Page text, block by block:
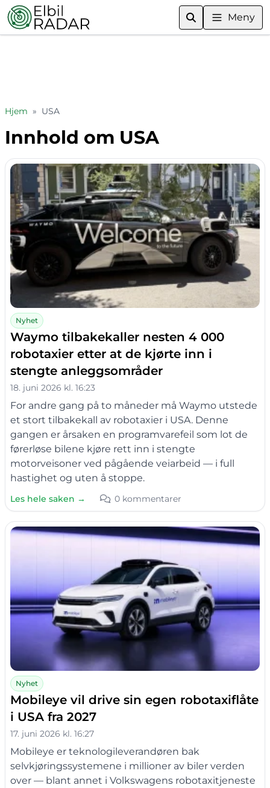
Meny
Hjem » USA
Innhold om USA
Nyhet
Waymo tilbakekaller nesten 4 000
robotaxier etter at de kjørte inn i
stengte anleggsområder
18. juni 2026 kl. 16:23
For andre gang på to måneder må Waymo utstede
et stort tilbakekall av robotaxier i USA. Denne
gangen er årsaken en programvarefeil som lot de
førerløse bilene kjøre rett inn i stengte
motorveisoner ved pågående veiarbeid — i full
hastighet og uten å stoppe.
Les hele saken → 0 kommentarer
Nyhet
Mobileye vil drive sin egen robotaxiflåte
i USA fra 2027
17. juni 2026 kl. 16:27
Mobileye er teknologileverandøren bak
selvkjøringssystemene i millioner av biler verden
over — blant annet i Volkswagens robotaxitjeneste